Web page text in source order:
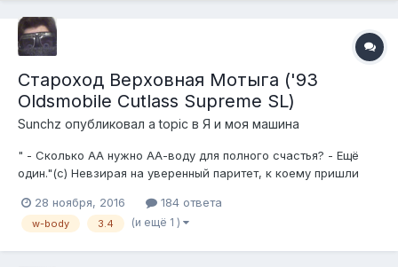
Староход Верховная Мотыга ('93
Oldsmobile Cutlass Supreme SL)
Sunchz опубликовал a topic в Я и моя машина
" - Сколько АА нужно АА-воду для полного счастья? - Ещё
один."(с) Невзирая на уверенный паритет, к коему пришли
сойдясь на пикапах GMT400, первое продолжало регулярно
навостряться в сторону всякого двухдверно-пузотёрного
28 ноября, 2016 184 ответа
w-body 3.4 (и ещё 1 )